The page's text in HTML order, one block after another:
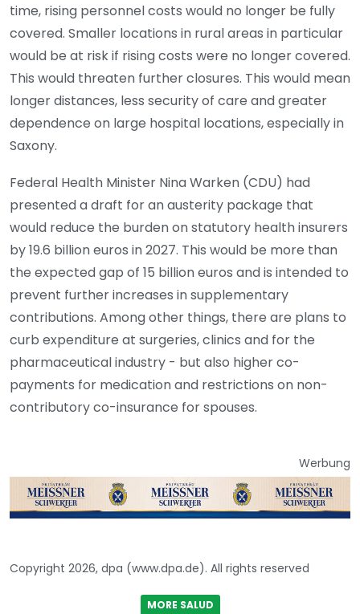
time, rising personnel costs would no longer be fully
covered. Smaller locations in rural areas in particular
would be at risk if rising costs were no longer covered.
This would threaten further closures. This would mean
longer distances, less security of care and greater
dependence on large hospital locations, especially in
Saxony.
Federal Health Minister Nina Warken (CDU) had
presented a draft for an austerity package that
would reduce the burden on statutory health insurers
by 19.6 billion euros in 2027. This would be more than
the expected gap of 15 billion euros and is intended to
prevent further increases in supplementary
contributions. Among other things, there are plans to
curb expenditure at surgeries, clinics and for the
pharmaceutical industry - but also higher co-
payments for medication and restrictions on non-
contributory co-insurance for spouses.
Werbung
Copyright 2026, dpa (www.dpa.de). All rights reserved
MORE SALUD